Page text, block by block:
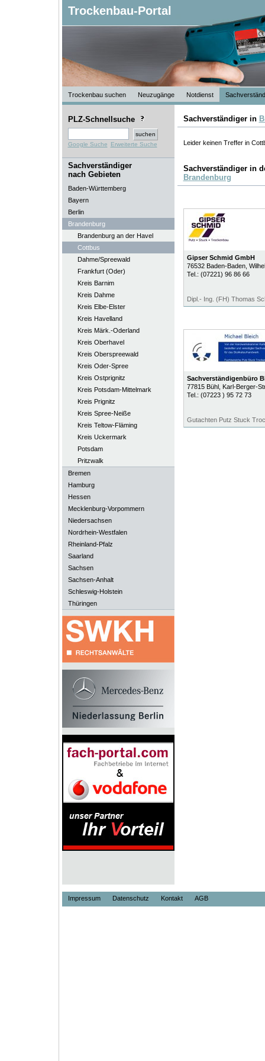
Trockenbau-Portal
Trockenbau suchen Neuzugänge Notdienst
PLZ-Schnellsuche
Google Suche Erweiterte Suche
Sachverständiger
nach Gebieten
Baden-Württemberg
Bayern
Berlin
Brandenburg
Brandenburg an der Havel
Cottbus
Dahme/Spreewald
Frankfurt (Oder)
Kreis Barnim
Kreis Dahme
Kreis Elbe-Elster
Kreis Havelland
Kreis Märk.-Oderland
Kreis Oberhavel
Kreis Oberspreewald
Kreis Oder-Spree
Kreis Ostprignitz
Kreis Potsdam-Mittelmark
Kreis Prignitz
Kreis Spree-Neiße
Kreis Teltow-Fläming
Kreis Uckermark
Potsdam
Pritzwalk
Bremen
Hamburg
Hessen
Mecklenburg-Vorpommern
Niedersachsen
Nordrhein-Westfalen
Rheinland-Pfalz
Saarland
Sachsen
Sachsen-Anhalt
Schleswig-Holstein
Thüringen
Sachverständiger in
Leider keinen Treffer in
Sachverständiger in
Brandenburg
Gipser Schmid GmbH
76532 Baden-Baden,
Tel.: (07221) 96 86 66
Dipl.- Ing. (FH) Thomas
Sachverständigenbüro
77815 Bühl, Karl-Berger-
Tel.: (07223 ) 95 72 73
Gutachten Putz Stuck
Impressum Datenschutz Kontakt AGB